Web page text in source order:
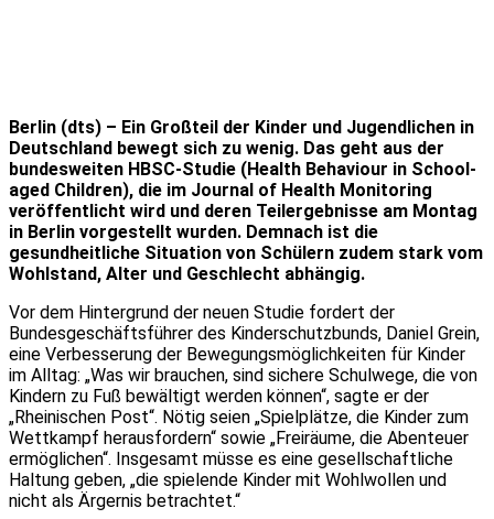
Berlin (dts) – Ein Großteil der Kinder und Jugendlichen in
Deutschland bewegt sich zu wenig. Das geht aus der
bundesweiten HBSC-Studie (Health Behaviour in School-
aged Children), die im Journal of Health Monitoring
veröffentlicht wird und deren Teilergebnisse am Montag
in Berlin vorgestellt wurden. Demnach ist die
gesundheitliche Situation von Schülern zudem stark vom
Wohlstand, Alter und Geschlecht abhängig.
Vor dem Hintergrund der neuen Studie fordert der
Bundesgeschäftsführer des Kinderschutzbunds, Daniel Grein,
eine Verbesserung der Bewegungsmöglichkeiten für Kinder
im Alltag: „Was wir brauchen, sind sichere Schulwege, die von
Kindern zu Fuß bewältigt werden können“, sagte er der
„Rheinischen Post“. Nötig seien „Spielplätze, die Kinder zum
Wettkampf herausfordern“ sowie „Freiräume, die Abenteuer
ermöglichen“. Insgesamt müsse es eine gesellschaftliche
Haltung geben, „die spielende Kinder mit Wohlwollen und
nicht als Ärgernis betrachtet.“